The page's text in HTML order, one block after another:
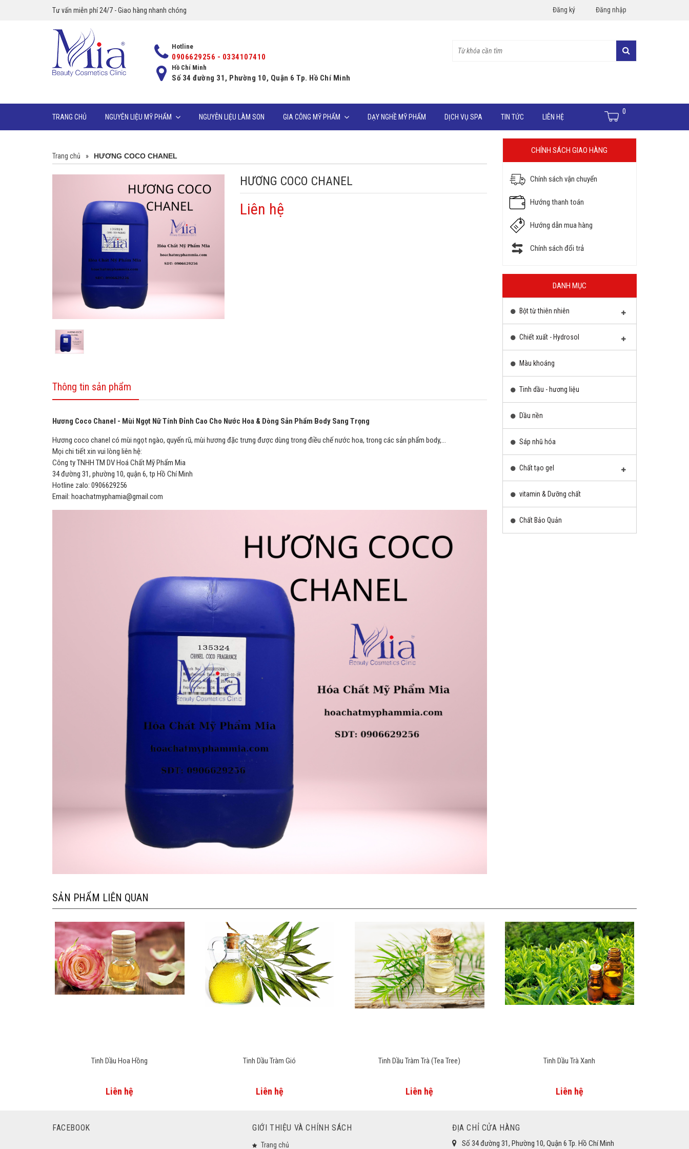
Tư vấn miễn phí 24/7 - Giao hàng nhanh chóng Đăng nhập
Đăng ký
Hotline
0906629256 - 0334107410
Hồ Chí Minh
Số 34 đường 31, Phường 10, Quận 6 Tp. Hồ Chí Minh
TRANG CHỦ NGUYÊN LIỆU MỸ PHẨM NGUYỄN LIỆU LÀM SON GIA CÔNG MỸ PHẨM DẠY NGHỀ MỸ PHẨM DỊCH VỤ SPA TIN TỨC LIÊN HỆ
0
Trang chủ » HƯƠNG COCO CHANEL
HƯƠNG COCO CHANEL
Liên hệ
Thông tin sản phẩm
Hương Coco Chanel - Mùi Ngọt Nữ Tính Đỉnh Cao Cho Nước Hoa & Dòng Sản Phẩm Body Sang Trọng
Hương coco chanel có mùi ngọt ngào, quyến rũ, mùi hương đặc trưng được dùng trong điều chế nước hoa, trong các sản phẩm body,…
Mọi chi tiết xin vui lòng liên hệ:
Công ty TNHH TM DV Hoá Chất Mỹ Phẩm Mia
34 đường 31, phường 10, quận 6, tp Hồ Chí Minh
Hotline zalo: 0906629256
Email: hoachatmyphamia@gmail.com
CHÍNH SÁCH GIAO HÀNG
Chính sách vận chuyển
Hướng thanh toán
Hướng dẫn mua hàng
Chính sách đổi trả
DANH MỤC
Bột từ thiên nhiên
Chiết xuất - Hydrosol
Màu khoáng
Tinh dầu - hương liệu
Dầu nền
Sáp nhũ hóa
Chất tạo gel
vitamin & Dưỡng chất
Chất Bảo Quản
SẢN PHẨM LIÊN QUAN
Tinh Dầu Hoa Hồng
Liên hệ
Tinh Dầu Tràm Gió
Liên hệ
Tinh Dầu Tràm Trà (Tea Tree)
Liên hệ
Tinh Dầu Trà Xanh
Liên hệ
FACEBOOK GIỚI THIỆU VÀ CHÍNH SÁCH
Trang chủ
ĐỊA CHỈ CỬA HÀNG
Số 34 đường 31, Phường 10, Quận 6 Tp. Hồ Chí Minh